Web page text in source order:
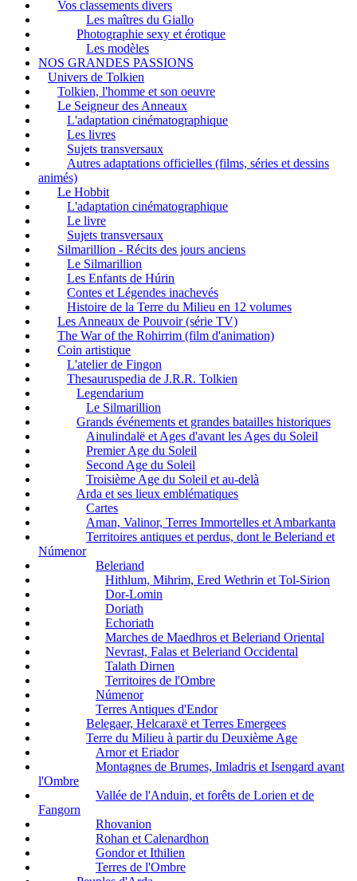
Vos classements divers
Les maîtres du Giallo
Photographie sexy et érotique
Les modèles
NOS GRANDES PASSIONS
Univers de Tolkien
Tolkien, l'homme et son oeuvre
Le Seigneur des Anneaux
L'adaptation cinématographique
Les livres
Sujets transversaux
Autres adaptations officielles (films, séries et dessins
animés)
Le Hobbit
L'adaptation cinématographique
Le livre
Sujets transversaux
Silmarillion - Récits des jours anciens
Le Silmarillion
Les Enfants de Húrin
Contes et Légendes inachevés
Histoire de la Terre du Milieu en 12 volumes
Les Anneaux de Pouvoir (série TV)
The War of the Rohirrim (film d'animation)
Coin artistique
L'atelier de Fingon
Thesauruspedia de J.R.R. Tolkien
Legendarium
Le Silmarillion
Grands événements et grandes batailles historiques
Ainulindalë et Ages d'avant les Ages du Soleil
Premier Age du Soleil
Second Age du Soleil
Troisième Age du Soleil et au-delà
Arda et ses lieux emblématiques
Cartes
Aman, Valinor, Terres Immortelles et Ambarkanta
Territoires antiques et perdus, dont le Beleriand et
Númenor
Beleriand
Hithlum, Mihrim, Ered Wethrin et Tol-Sirion
Dor-Lomin
Doriath
Echoriath
Marches de Maedhros et Beleriand Oriental
Nevrast, Falas et Beleriand Occidental
Talath Dirnen
Territoires de l'Ombre
Númenor
Terres Antiques d'Endor
Belegaer, Helcaraxë et Terres Emergees
Terre du Milieu à partir du Deuxième Age
Arnor et Eriador
Montagnes de Brumes, Imladris et Isengard avant
l'Ombre
Vallée de l'Anduin, et forêts de Lorien et de
Fangorn
Rhovanion
Rohan et Calenardhon
Gondor et Ithilien
Terres de l'Ombre